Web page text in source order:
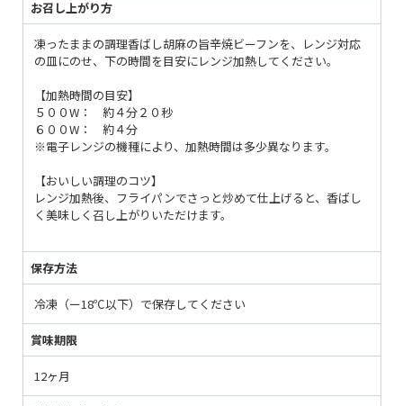
お召し上がり方
凍ったままの調理香ばし胡麻の旨辛焼ビーフンを、レンジ対応
の皿にのせ、下の時間を目安にレンジ加熱してください。
【加熱時間の目安】
５００W： 約４分２０秒
６００W： 約４分
※電子レンジの機種により、加熱時間は多少異なります。
【おいしい調理のコツ】
レンジ加熱後、フライパンでさっと炒めて仕上げると、香ばし
く美味しく召し上がりいただけます。
保存方法
冷凍（ー18℃以下）で保存してください
賞味期限
12ヶ月